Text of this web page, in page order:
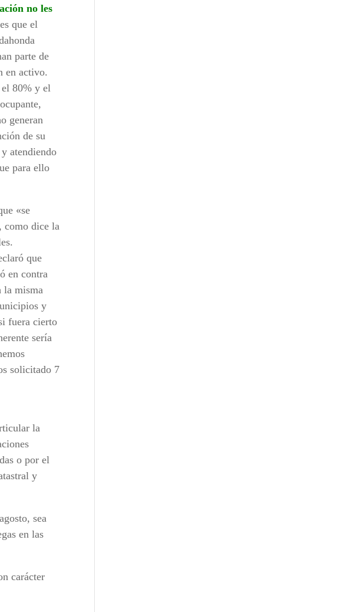
no les
que el
parte de
en activo.
el 80% y el
generan
de su
atendiendo
para ello
«se
como dice la
que
en contra
la misma
y
fuera cierto
sería
solicitado 7
la
o por el
y
sea
en las
carácter